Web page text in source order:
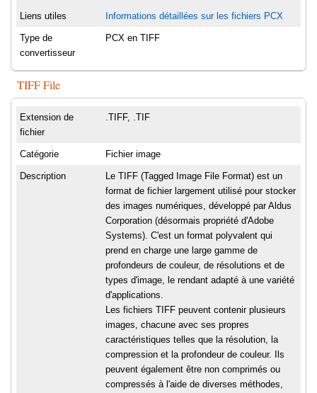
Liens utiles Informations détaillées sur les fichiers PCX
Type de
convertisseur
PCX en TIFF
TIFF File
Extension de
fichier
.TIFF, .TIF
Catégorie Fichier image
Description
Le TIFF (Tagged Image File Format) est un
format de fichier largement utilisé pour stocker
des images numériques, développé par Aldus
Corporation (désormais propriété d'Adobe
Systems). C'est un format polyvalent qui
prend en charge une large gamme de
profondeurs de couleur, de résolutions et de
types d'image, le rendant adapté à une variété
d'applications.
Les fichiers TIFF peuvent contenir plusieurs
images, chacune avec ses propres
caractéristiques telles que la résolution, la
compression et la profondeur de couleur. Ils
peuvent également être non comprimés ou
compressés à l'aide de diverses méthodes,